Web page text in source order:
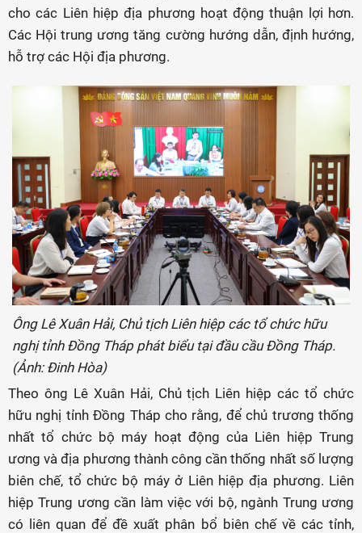
cho các Liên hiệp địa phương hoạt động thuận lợi hơn.
Các Hội trung ương tăng cường hướng dẫn, định hướng,
hỗ trợ các Hội địa phương.
Ông Lê Xuân Hải, Chủ tịch Liên hiệp các tổ chức hữu
nghị tỉnh Đồng Tháp phát biểu tại đầu cầu Đồng Tháp.
(Ảnh: Đinh Hòa)
Theo ông Lê Xuân Hải, Chủ tịch Liên hiệp các tổ chức
hữu nghị tỉnh Đồng Tháp cho rằng, để chủ trương thống
nhất tổ chức bộ máy hoạt động của Liên hiệp Trung
ương và địa phương thành công cần thống nhất số lượng
biên chế, tổ chức bộ máy ở Liên hiệp địa phương. Liên
hiệp Trung ương cần làm việc với bộ, ngành Trung ương
có liên quan để đề xuất phân bổ biên chế về các tỉnh,